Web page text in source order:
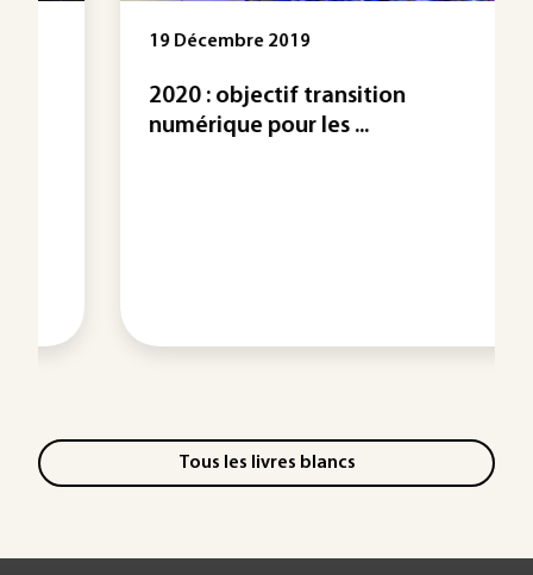
19 Décembre 2019
2020 : objectif transition
numérique pour les ...
Tous les livres blancs